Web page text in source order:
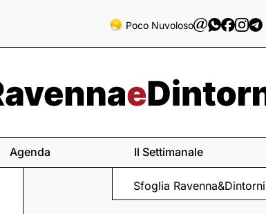
Poco Nuvoloso
Agenda Il Settimanale
Sfoglia Ravenna&Dintorni